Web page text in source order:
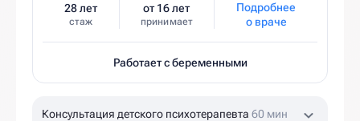
28 лет
стаж
от 16 лет
принимает
Подробнее
о враче
Работает с беременными
Консультация детского психотерапевта 60 мин